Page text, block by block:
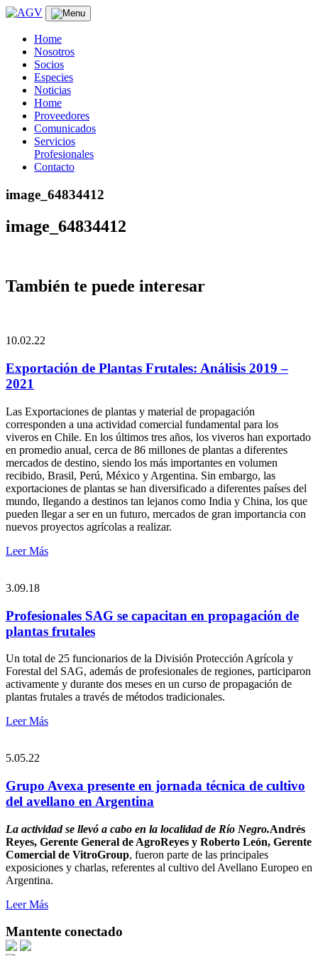
Skip
contentHome
Nosotros
Socios
Especies
Noticias
Home
Proveedores
Comunicados
Servicios
Profesionales
Contacto
image_64834412
image_64834412
También te puede interesar
10.02.22
Exportación de Plantas Frutales: Análisis 2019 –
2021
Las Exportaciones de plantas y material de propagación
corresponden a una actividad comercial fundamental para los
viveros en Chile. En los últimos tres años, los viveros han exportado
en promedio anual, cerca de 86 millones de plantas a diferentes
mercados de destino, siendo los más importantes en volumen
recibido, Brasil, Perú, México y Argentina. Sin embargo, las
exportaciones de plantas se han diversificado a diferentes países del
mundo, llegando a destinos tan lejanos como India y China, los que
pueden llegar a ser en un futuro, mercados de gran importancia con
nuevos proyectos agrícolas a realizar.
Leer Más
3.09.18
Profesionales SAG se capacitan en propagación de
plantas frutales
Un total de 25 funcionarios de la División Protección Agrícola y
Forestal del SAG, además de profesionales de regiones, participaron
activamente y durante dos meses en un curso de propagación de
plantas frutales a través de métodos tradicionales.
Leer Más
5.05.22
Grupo Avexa presente en jornada técnica de cultivo
del avellano en Argentina
La actividad se llevó a cabo en la localidad de Río Negro.Andrés
Reyes, Gerente General de AgroReyes y Roberto León, Gerente
Comercial de VitroGroup, fueron parte de las principales
exposiciones y charlas, referentes al cultivo del Avellano Europeo en
Argentina.
Leer Más
Mantente conectado